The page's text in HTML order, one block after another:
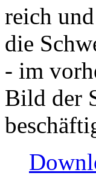
reich
die
- im
Bild der